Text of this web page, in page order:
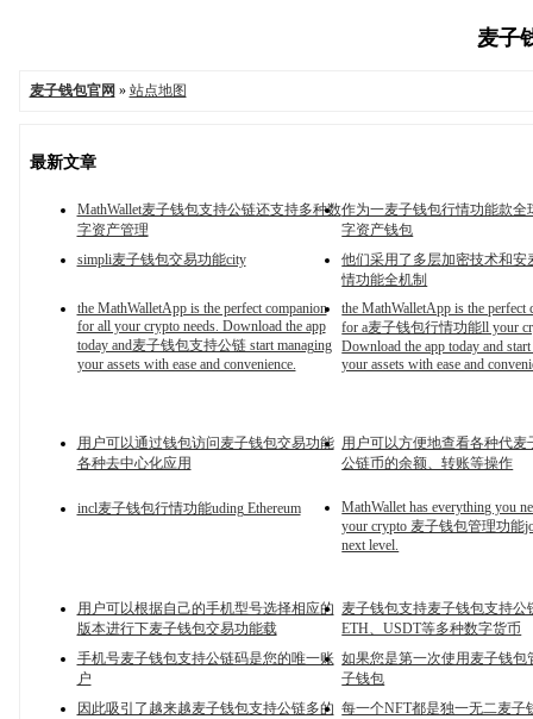
麦子
麦子钱包官网 » 站点地图
最新文章
MathWallet麦子钱包支持公链还支持多种数
字资产管理
作为一麦子钱包行情功能款全
字资产钱包
simpli麦子钱包交易功能city
他们采用了多层加密技术和安
情功能全机制
the MathWalletApp is the perfect companion
for all your crypto needs. Download the app
today and麦子钱包支持公链 start managing
your assets with ease and convenience.
the MathWalletApp is the perfect
for a麦子钱包行情功能ll your
Download the app today and
your assets with ease and
用户可以通过钱包访问麦子钱包交易功能
各种去中心化应用
用户可以方便地查看各种代麦
公链币的余额、转账等操作
incl麦子钱包行情功能uding Ethereum
MathWallet has everything you
your crypto 麦子钱包管理功能
next level.
用户可以根据自己的手机型号选择相应的
版本进行下麦子钱包交易功能载
麦子钱包支持麦子钱包支持公
ETH、USDT等多种数字货币
手机号麦子钱包支持公链码是您的唯一账
户
如果您是第一次使用麦子钱包
子钱包
因此吸引了越来越麦子钱包支持公链多的 每一个NFT都是独一无二麦子